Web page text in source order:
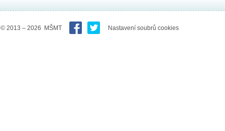
© 2013 – 2026 MŠMT Nastavení soubrů cookies